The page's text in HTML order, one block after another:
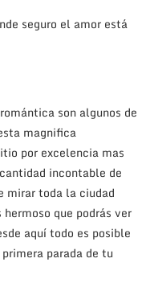
seguro el amor está
son algunos de
magnifica
por excelencia mas
incontable de
mirar toda la ciudad
que podrás ver
aquí todo es posible
parada de tu